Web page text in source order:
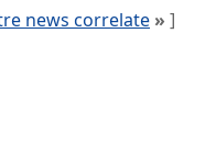
news correlate » ]